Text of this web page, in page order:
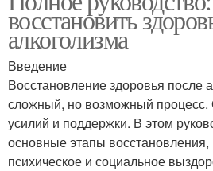
восстановить
алкоголизма
Введение
Восстановление здоровья после
сложный, но возможный процесс.
усилий и поддержки. В этом
основные этапы
психическое и социальное